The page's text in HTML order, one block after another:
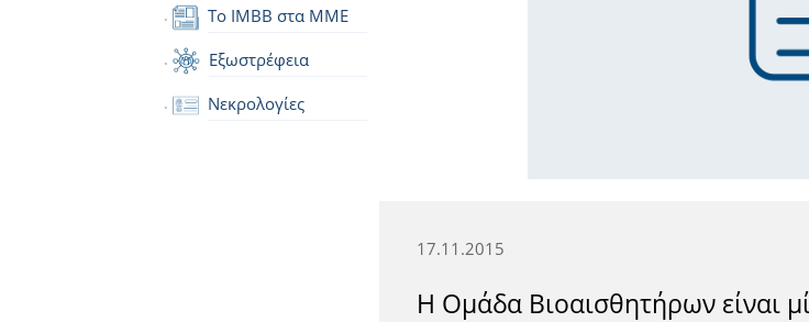
Το IMBB στα ΜΜΕ
Εξωστρέφεια
Νεκρολογίες
17.11.2015
Η Ομάδα Βιοαισθητήρων είναι